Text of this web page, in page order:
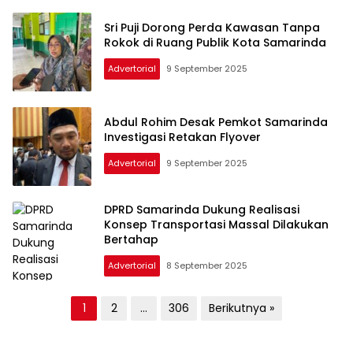
Sri Puji Dorong Perda Kawasan Tanpa
Rokok di Ruang Publik Kota Samarinda
Advertorial 9 September 2025
Abdul Rohim Desak Pemkot Samarinda
Investigasi Retakan Flyover
Advertorial 9 September 2025
DPRD Samarinda Dukung Realisasi
Konsep Transportasi Massal Dilakukan
Bertahap
Advertorial 8 September 2025
Paginasi1 2 … 306 Berikutnya »